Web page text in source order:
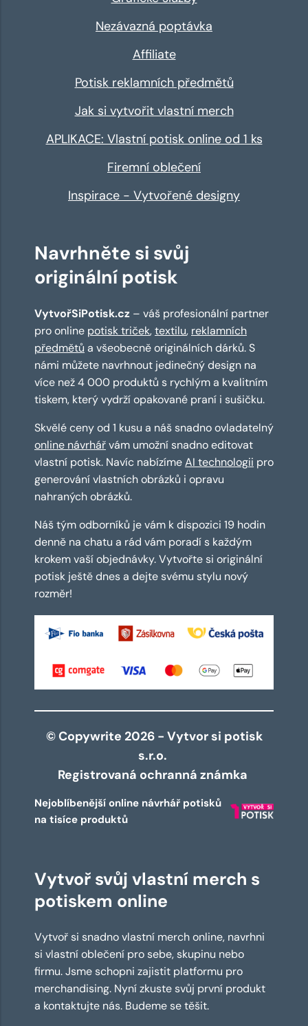
Nezávazná poptávka
Affiliate
Potisk reklamních předmětů
Jak si vytvořit vlastní merch
APLIKACE: Vlastní potisk online od 1 ks
Firemní oblečení
Inspirace - Vytvořené designy
Navrhněte si svůj
originální potisk
VytvořSiPotisk.cz – váš profesionální partner
pro online potisk triček,textilu, reklamních
předmětů a všeobecně originálních dárků. S
námi můžete navrhnout jedinečný design na
více než 4 000 produktů s rychlým a kvalitním
tiskem, který vydrží opakované praní i sušičku.
Skvělé ceny od 1 kusu a náš snadno ovladatelný
online návrhářvám umožní snadno editovat
vlastní potisk. Navíc nabízímeAI technologii pro
generování vlastních obrázků i opravu
nahraných obrázků.
Náš tým odborníků je vám k dispozici 19 hodin
denně na chatu a rád vám poradí s každým
krokem vaší objednávky. Vytvořte si originální
potisk ještě dnes a dejte svému stylu nový
rozměr!
© Copywrite 2026 - Vytvor si potisk
s.r.o.
Registrovaná ochranná známka
Nejoblíbenější online návrhář potisků
na tisíce produktů
Vytvoř svůj vlastní merch s
potiskem online
Vytvoř si snadno vlastní merch online, navrhni
si vlastní oblečení pro sebe, skupinu nebo
firmu. Jsme schopni zajistit platformu pro
merchandising. Nyní zkuste svůj první produkt
a kontaktujte nás. Budeme se těšit.